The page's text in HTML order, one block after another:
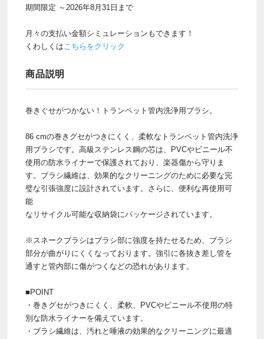
期間限定 ～2026年8月31日まで
月々の支払い金額シミュレーションもできます！
くわしくはこちらをクリック
商品説明
巻きぐせがつかない！トランペット管内洗浄用ブラシ。
86 cmの巻きグセがつきにくく、柔軟なトランペット管内洗浄
用ブラシです。高級ステンレス鋼の芯は、PVCやビニール不
使用の防水ライナーで保護されており、楽器傷から守りま
す。ブラシ繊維は、効果的なクリーニングのために必要な完
璧な引張強度に設計されています。さらに、便利な再使用可
能
なリサイクル可能な収納袋にパッケージされています。
※スネークブラシはブラシ部に強度を持たせるため、ブラシ
部分が曲がりにくくなっております。強引に各抜き差し管を
通すと管内部に傷がつくなどの恐れがあります。
■POINT
・巻きグセがつきにくく、柔軟、PVCやビニール不使用の特
別な防水ライナーを備えています。
・ブラシ繊維は、汚れと唾液の効果的なクリーニングに最適